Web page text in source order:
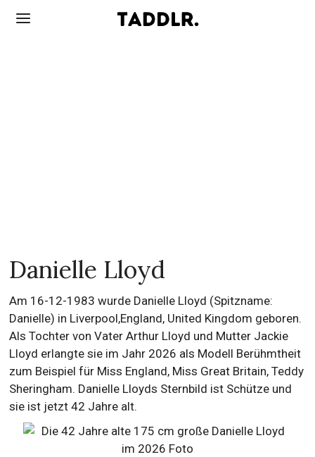
Danielle Lloyd
Am 16-12-1983 wurde Danielle Lloyd (Spitzname:
Danielle) in Liverpool,England, United Kingdom geboren.
Als Tochter von Vater Arthur Lloyd und Mutter Jackie
Lloyd erlangte sie im Jahr 2026 als Modell Berühmtheit
zum Beispiel für Miss England, Miss Great Britain, Teddy
Sheringham. Danielle Lloyds Sternbild ist Schütze und
sie ist jetzt 42 Jahre alt.